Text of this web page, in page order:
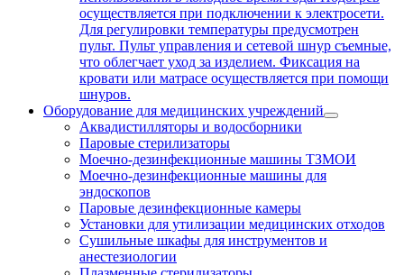
осуществляется при подключении к электросети.
Для регулировки температуры предусмотрен
пульт. Пульт управления и сетевой шнур съемные,
что облегчает уход за изделием. Фиксация на
кровати или матрасе осуществляется при помощи
шнуров.
Оборудование для медицинских учреждений
Аквадистилляторы и водосборники
Паровые стерилизаторы
Моечно-дезинфекционные машины ТЗМОИ
Моечно-дезинфекционные машины для
эндоскопов
Паровые дезинфекционные камеры
Установки для утилизации медицинских отходов
Сушильные шкафы для инструментов и
анестезиологии